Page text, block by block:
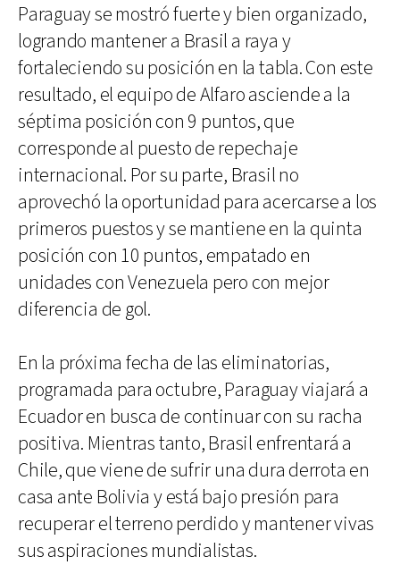
Paraguay se mostró fuerte y bien organizado,
logrando mantener a Brasil a raya y
fortaleciendo su posición en la tabla. Con este
resultado, el equipo de Alfaro asciende a la
séptima posición con 9 puntos, que
corresponde al puesto de repechaje
internacional. Por su parte, Brasil no
aprovechó la oportunidad para acercarse a los
primeros puestos y se mantiene en la quinta
posición con 10 puntos, empatado en
unidades con Venezuela pero con mejor
diferencia de gol.
En la próxima fecha de las eliminatorias,
programada para octubre, Paraguay viajará a
Ecuador en busca de continuar con su racha
positiva. Mientras tanto, Brasil enfrentará a
Chile, que viene de sufrir una dura derrota en
casa ante Bolivia y está bajo presión para
recuperar el terreno perdido y mantener vivas
sus aspiraciones mundialistas.